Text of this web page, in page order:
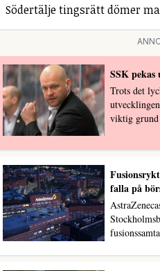
Södertälje tingsrätt dömer
SSK
Trots det
viktig grund
falla på